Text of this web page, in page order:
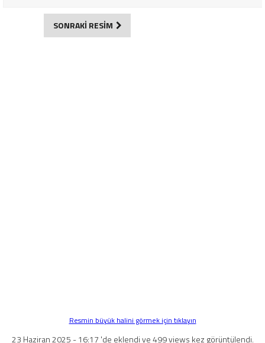
SONRAKİ RESİM
Resmin büyük halini görmek için tıklayın
23 Haziran 2025 - 16:17 'de eklendi ve 499 views kez görüntülendi.